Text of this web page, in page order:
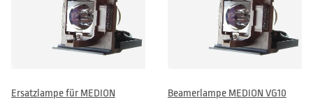
Ersatzlampe für MEDION
Beamerlampe MEDION VG10